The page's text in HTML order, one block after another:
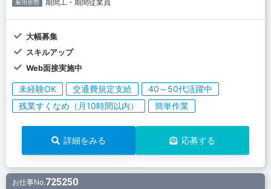
雇用形態 期間工・期間従業員
大幅募集
スキルアップ
Web面接実施中
未経験OK 交通費規定支給
40～50代活躍中
残業すくなめ（月10時間以内）
簡単作業
詳細をみる 応募する
お仕事No.725250